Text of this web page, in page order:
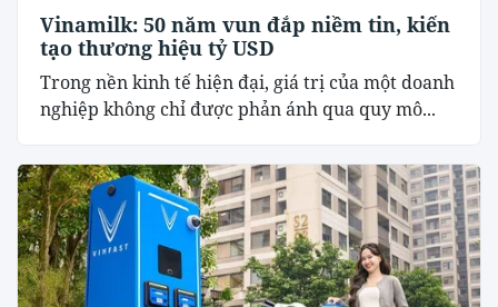
Vinamilk: 50 năm vun đắp niềm tin, kiến
tạo thương hiệu tỷ USD
Trong nền kinh tế hiện đại, giá trị của một doanh
nghiệp không chỉ được phản ánh qua quy mô...